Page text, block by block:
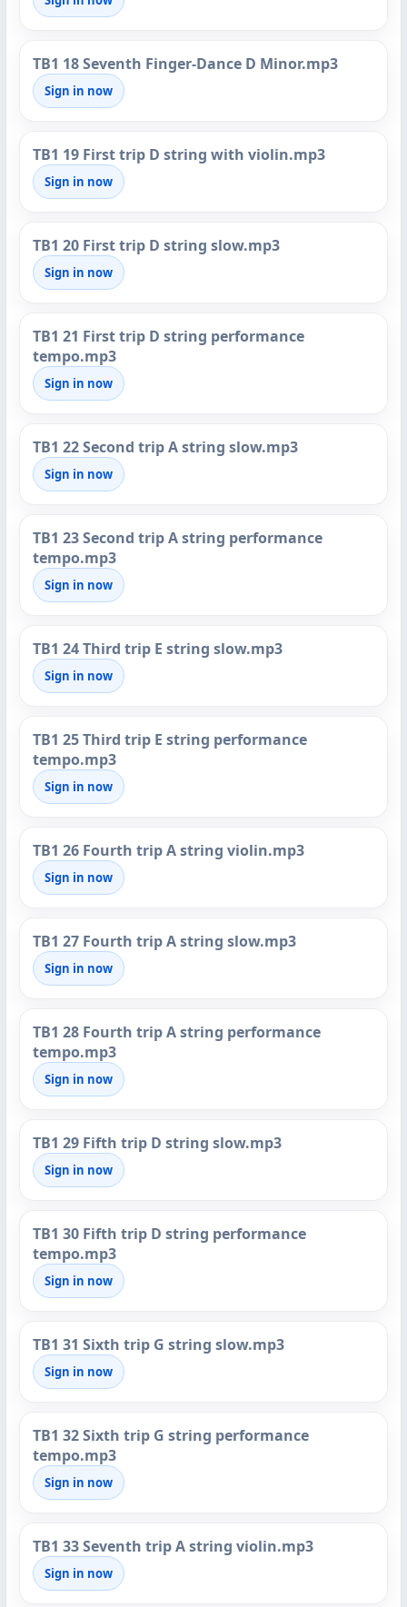
TB1 18 Seventh Finger-Dance D Minor.mp3
Sign in now
TB1 19 First trip D string with violin.mp3
Sign in now
TB1 20 First trip D string slow.mp3
Sign in now
TB1 21 First trip D string performance
tempo.mp3
Sign in now
TB1 22 Second trip A string slow.mp3
Sign in now
TB1 23 Second trip A string performance
tempo.mp3
Sign in now
TB1 24 Third trip E string slow.mp3
Sign in now
TB1 25 Third trip E string performance
tempo.mp3
Sign in now
TB1 26 Fourth trip A string violin.mp3
Sign in now
TB1 27 Fourth trip A string slow.mp3
Sign in now
TB1 28 Fourth trip A string performance
tempo.mp3
Sign in now
TB1 29 Fifth trip D string slow.mp3
Sign in now
TB1 30 Fifth trip D string performance
tempo.mp3
Sign in now
TB1 31 Sixth trip G string slow.mp3
Sign in now
TB1 32 Sixth trip G string performance
tempo.mp3
Sign in now
TB1 33 Seventh trip A string violin.mp3
Sign in now